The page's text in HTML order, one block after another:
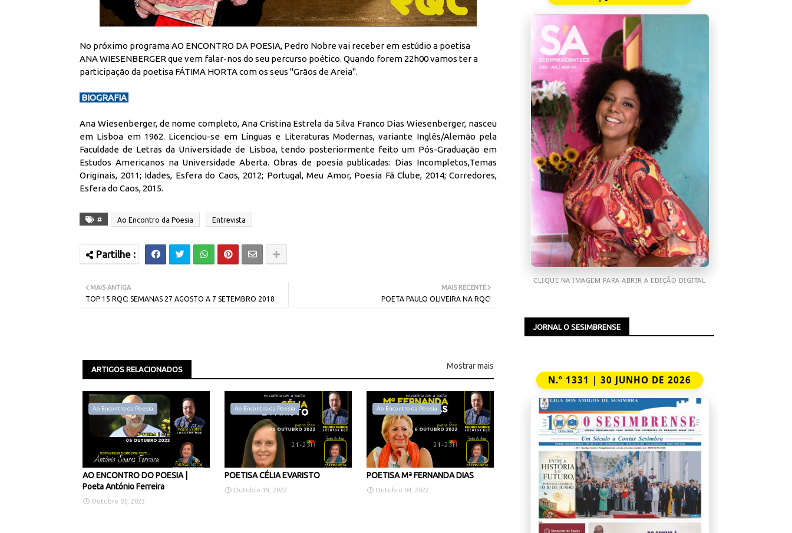
No próximo programa AO ENCONTRO DA POESIA, Pedro Nobre vai receber em estúdio a poetisa
ANA WIESENBERGER que vem falar-nos do seu percurso poético. Quando forem 22h00 vamos ter a
participação da poetisa FÁTIMA HORTA com os seus "Grãos de Areia".
BIOGRAFIA
Ana Wiesenberger, de nome completo, Ana Cristina Estrela da Silva Franco Dias Wiesenberger, nasceu
em Lisboa em 1962. Licenciou-se em Línguas e Literaturas Modernas, variante Inglês/Alemão pela
Faculdade de Letras da Universidade de Lisboa, tendo posteriormente feito um Pós-Graduação em
Estudos Americanos na Universidade Aberta. Obras de poesia publicadas: Dias Incompletos,Temas
Originais, 2011; Idades, Esfera do Caos, 2012; Portugal, Meu Amor, Poesia Fã Clube, 2014; Corredores,
Esfera do Caos, 2015.
# Ao Encontro da Poesia Entrevista
MAIS RECENTE
POETA PAULO OLIVEIRA NA RQC!
MAIS ANTIGA
TOP 15 RQC: SEMANAS 27 AGOSTO A 7 SETEMBRO 2018
ARTIGOS RELACIONADOS Mostrar mais
Ao Encontro da Poesia
AO ENCONTRO DO POESIA |
Poeta António Ferreira
Outubro 05, 2023
Ao Encontro da Poesia
POETISA CÉLIA EVARISTO
Outubro 19, 2022
Ao Encontro da Poesia
POETISA Mª FERNANDA DIAS
Outubro 04, 2022
CLIQUE NA IMAGEM PARA ABRIR A EDIÇÃO DIGITAL
JORNAL O SESIMBRENSE
N.º 1331 | 30 JUNHO DE 2026